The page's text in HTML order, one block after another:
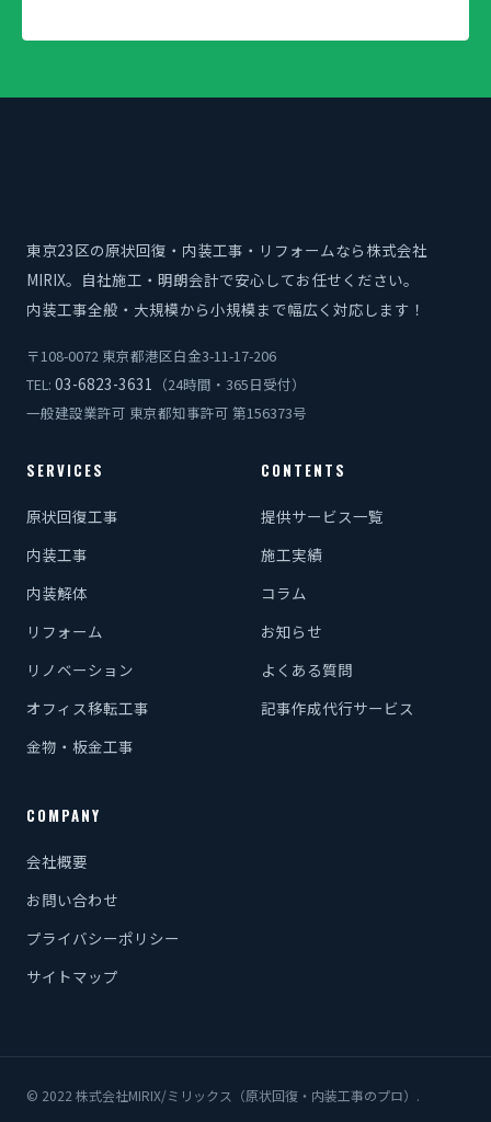
東京23区の原状回復・内装工事・リフォームなら株式会社
MIRIX。自社施工・明朗会計で安心してお任せください。
内装工事全般・大規模から小規模まで幅広く対応します！
〒108-0072 東京都港区白金3-11-17-206
TEL: 03-6823-3631 （24時間・365日受付）
一般建設業許可 東京都知事許可 第156373号
SERVICES
原状回復工事
内装工事
内装解体
リフォーム
リノベーション
オフィス移転工事
金物・板金工事
CONTENTS
提供サービス一覧
施工実績
コラム
お知らせ
よくある質問
記事作成代行サービス
COMPANY
会社概要
お問い合わせ
プライバシーポリシー
サイトマップ
© 2022 株式会社MIRIX/ミリックス（原状回復・内装工事のプロ）.